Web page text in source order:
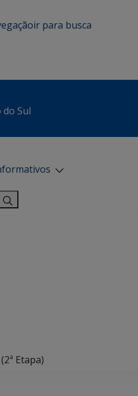
ir para busca
do Sul
Etapa)